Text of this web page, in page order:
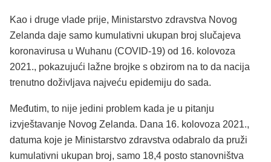
Kao i druge vlade prije, Ministarstvo zdravstva Novog
Zelanda daje samo kumulativni ukupan broj slučajeva
koronavirusa u Wuhanu (COVID-19) od 16. kolovoza
2021., pokazujući lažne brojke s obzirom na to da nacija
trenutno doživljava najveću epidemiju do sada.
Međutim, to nije jedini problem kada je u pitanju
izvještavanje Novog Zelanda. Dana 16. kolovoza 2021.,
datuma koje je Ministarstvo zdravstva odabralo da pruži
kumulativni ukupan broj, samo 18,4 posto stanovništva